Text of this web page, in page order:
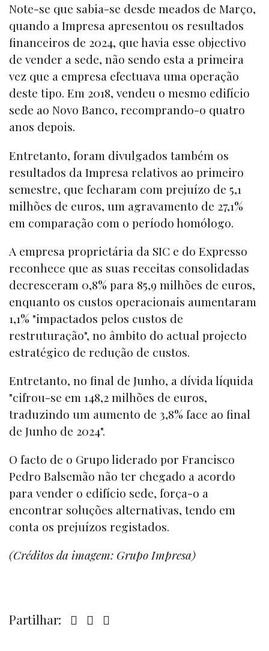
Note-se que sabia-se desde meados de Março,
quando a Impresa apresentou os resultados
financeiros de 2024, que havia esse objectivo
de vender a sede, não sendo esta a primeira
vez que a empresa efectuava uma operação
deste tipo. Em 2018, vendeu o mesmo edifício
sede ao Novo Banco, recomprando-o quatro
anos depois.
Entretanto, foram divulgados também os
resultados da Impresa relativos ao primeiro
semestre, que fecharam com prejuízo de 5,1
milhões de euros, um agravamento de 27,1%
em comparação com o período homólogo.
A empresa proprietária da SIC e do Expresso
reconhece que as suas receitas consolidadas
decresceram 0,8% para 85,9 milhões de euros,
enquanto os custos operacionais aumentaram
1,1% "impactados pelos custos de
restruturação", no âmbito do actual projecto
estratégico de redução de custos.
Entretanto, no final de Junho, a dívida líquida
"cifrou-se em 148,2 milhões de euros,
traduzindo um aumento de 3,8% face ao final
de Junho de 2024".
O facto de o Grupo liderado por Francisco
Pedro Balsemão não ter chegado a acordo
para vender o edifício sede, força-o a
encontrar soluções alternativas, tendo em
conta os prejuízos registados.
(Créditos da imagem: Grupo Impresa)
Partilhar: